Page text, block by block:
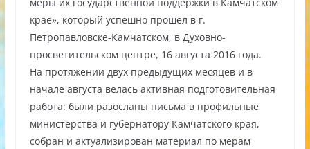
меры их государственной поддержки в Камчатском
крае», который успешно прошел в г.
Петропавловске-Камчатском, в Духовно-
просветительском центре, 16 августа 2016 года.
На протяжении двух предыдущих месяцев и в
начале августа велась активная подготовительная
работа: были разосланы письма в профильные
министерства и губернатору Камчатского края,
собран и актуализирован материал по мерам